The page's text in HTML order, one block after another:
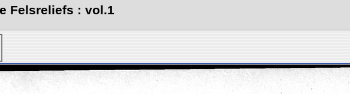
Felsreliefs : vol.1